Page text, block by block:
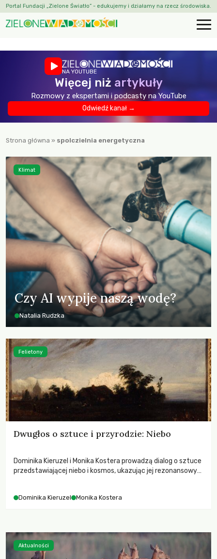
Portal Fundacji „Zielone Światło” - edukujemy i działamy na rzecz środowiska.
NA YOUTUBE
Więcej niż artykuły
Rozmowy z ekspertami i podcasty na YouTube
Odwiedź kanał →
Strona główna » spolczielnia energetyczna
Czy AI wypije naszą wodę?
Natalia Rudzka
Klimat
Dwugłos o sztuce i przyrodzie: Niebo
Dominika Kieruzel i Monika Kostera prowadzą dialog o sztuce
przedstawiającej niebo i kosmos, ukazując jej rezonansowy
Dominika Kieruzel Monika Kostera
Felietony
Aktualności